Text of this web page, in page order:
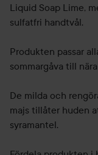
Liquid Soap Lime,
sulfatfri handtvål.
Produkten passar
sommargåva till
De milda och
majs tillåter huden
syramantel.